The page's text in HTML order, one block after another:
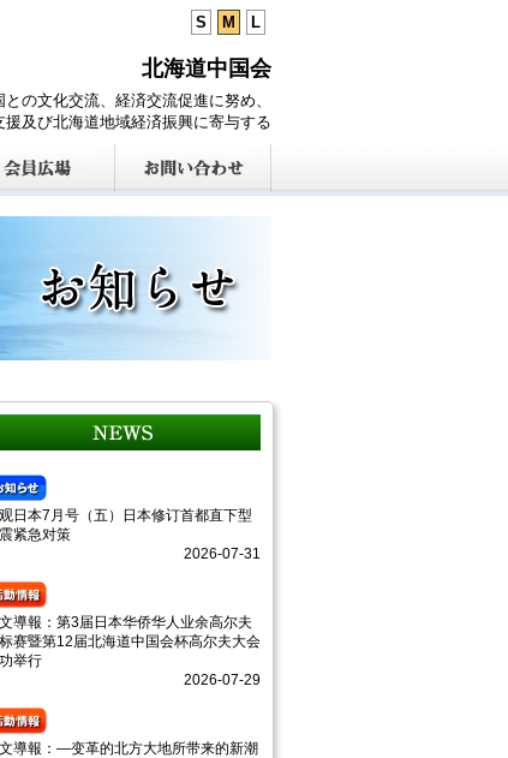
S M L
北海道中国会
の文化交流、経済交流促進に努め、
及び北海道地域経済振興に寄与する
日本7月号（五）日本修订首都直下型
紧急对策
2026-07-31
導報：第3届日本华侨华人业余高尔夫
赛暨第12届北海道中国会杯高尔夫大会
举行
2026-07-29
導報：—变革的北方大地所带来的新潮